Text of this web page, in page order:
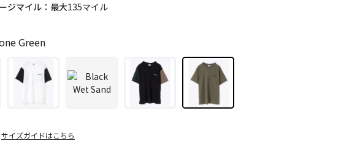
ジマイル：最大135マイル
Green
サイズガイドはこちら